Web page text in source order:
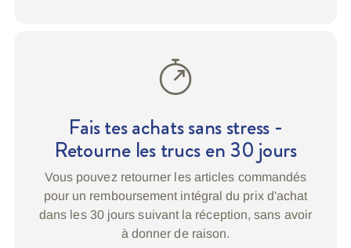
Fais tes achats sans stress -
Retourne les trucs en 30 jours
Vous pouvez retourner les articles commandés
pour un remboursement intégral du prix d'achat
dans les 30 jours suivant la réception, sans avoir
à donner de raison.